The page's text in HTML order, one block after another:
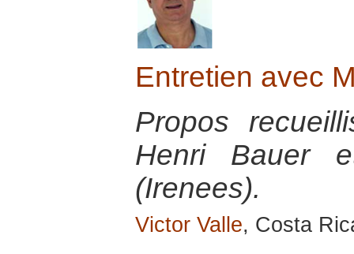
Entretien avec
Propos
Henri Bauer
(Irenees).
Victor Valle, Costa